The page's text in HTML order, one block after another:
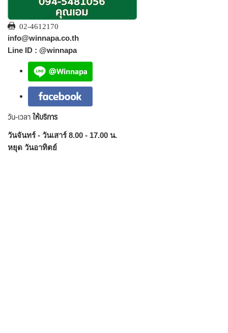
02-4612170
info@winnapa.co.th
Line ID : @winnapa
วัน-เวลาให้บริการ
วันจันทร์ - วันเสาร์ 8.00 - 17.00 น.
หยุด วันอาทิตย์